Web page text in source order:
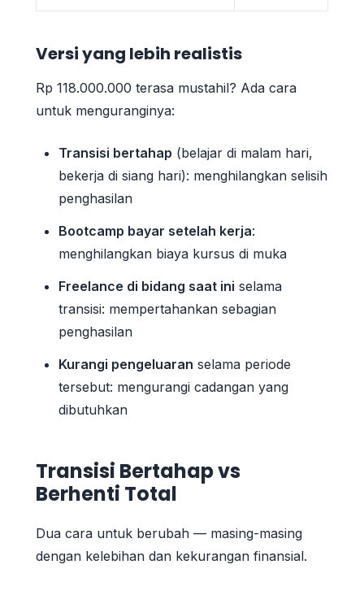
Versi yang lebih realistis
Rp 118.000.000 terasa mustahil? Ada cara
untuk menguranginya:
Transisi bertahap (belajar di malam hari,
bekerja di siang hari): menghilangkan selisih
penghasilan
Bootcamp bayar setelah kerja:
menghilangkan biaya kursus di muka
Freelance di bidang saat ini selama
transisi: mempertahankan sebagian
penghasilan
Kurangi pengeluaran selama periode
tersebut: mengurangi cadangan yang
dibutuhkan
Transisi Bertahap vs
Berhenti Total
Dua cara untuk berubah — masing-masing
dengan kelebihan dan kekurangan finansial.